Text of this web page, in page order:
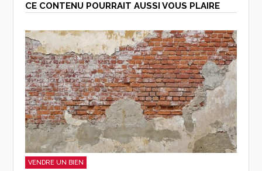
CE CONTENU POURRAIT AUSSI VOUS PLAIRE
VENDRE UN BIEN